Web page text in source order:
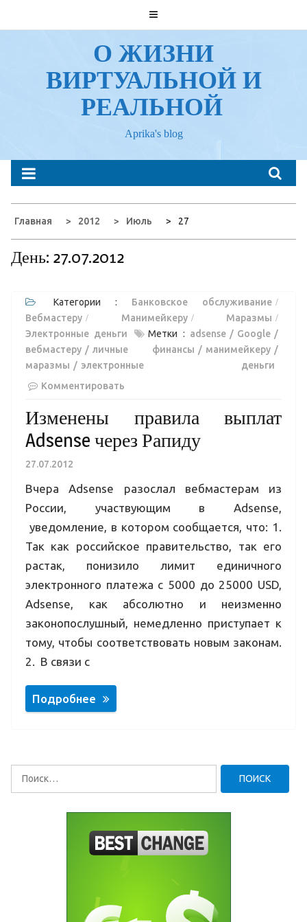
О ЖИЗНИ
ВИРТУАЛЬНОЙ И
РЕАЛЬНОЙ
Aprika's blog
Главная 2012 Июль 27
День: 27.07.2012
Категории : Банковское обслуживание
Вебмастеру
Манимейкеру
Маразмы
Электронные деньги
Метки : adsense
Google
вебмастеру
личные финансы
манимейкеру
маразмы
электронные деньги
Комментировать
Изменены правила выплат
Adsense через Рапиду
27.07.2012
Вчера Adsense разослал вебмастерам из
России, участвующим в Adsense,
уведомление, в котором сообщается, что: 1.
Так как российское правительство, так его
растак, понизило лимит единичного
электронного платежа с 5000 до 25000 USD,
Adsense, как абсолютно и неизменно
законопослушный, немедленно приступает к
тому, чтобы соответствовать новым законам.
2. В связи с
Подробнее